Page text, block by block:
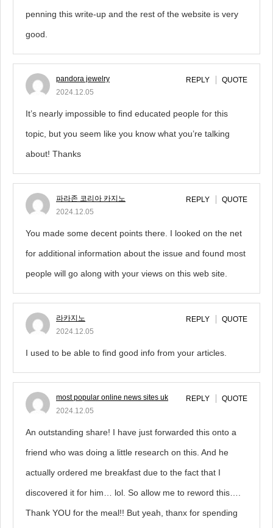
penning this write-up and the rest of the website is very
good.
pandora jewelry
2024.12.05
REPLY QUOTE
It’s nearly impossible to find educated people for this
topic, but you seem like you know what you’re talking
about! Thanks
파라존 코리아 카지노
2024.12.05
REPLY QUOTE
You made some decent points there. I looked on the net
for additional information about the issue and found most
people will go along with your views on this web site.
라카지노
2024.12.05
REPLY QUOTE
I used to be able to find good info from your articles.
most popular online news sites uk
2024.12.05
REPLY QUOTE
An outstanding share! I have just forwarded this onto a
friend who was doing a little research on this. And he
actually ordered me breakfast due to the fact that I
discovered it for him… lol. So allow me to reword this….
Thank YOU for the meal!! But yeah, thanx for spending